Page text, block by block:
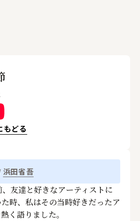
もどる
浜田省吾
友達と好きなアーティストに
時、私はその当時好きだったア
く語りました。